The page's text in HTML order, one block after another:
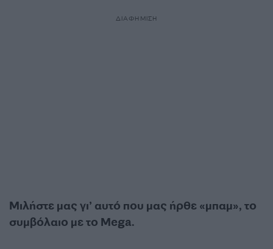
ΔΙΑΦΗΜΙΣΗ
Μιλήστε µας γι’ αυτό που µας ήρθε «µπαµ», το
συµβόλαιο µε το Mega.